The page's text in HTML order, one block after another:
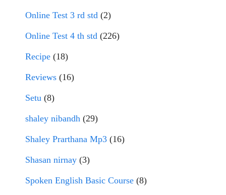
Online Test 3 rd std (2)
Online Test 4 th std (226)
Recipe (18)
Reviews (16)
Setu (8)
shaley nibandh (29)
Shaley Prarthana Mp3 (16)
Shasan nirnay (3)
Spoken English Basic Course (8)